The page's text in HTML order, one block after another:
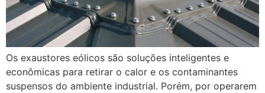
Os exaustores eólicos são soluções inteligentes e
econômicas para retirar o calor e os contaminantes
suspensos do ambiente industrial. Porém, por operarem